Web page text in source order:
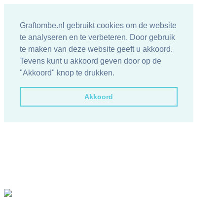
Graftombe.nl gebruikt cookies om de website
te analyseren en te verbeteren. Door gebruik
te maken van deze website geeft u akkoord.
Tevens kunt u akkoord geven door op de
"Akkoord" knop te drukken.
Akkoord